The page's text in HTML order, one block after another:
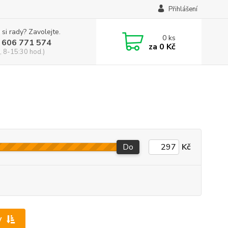
Přihlášení
rady? Zavolejte.
771 574
8-15:30 hod.)
0ks
za 0 Kč
Do Kč